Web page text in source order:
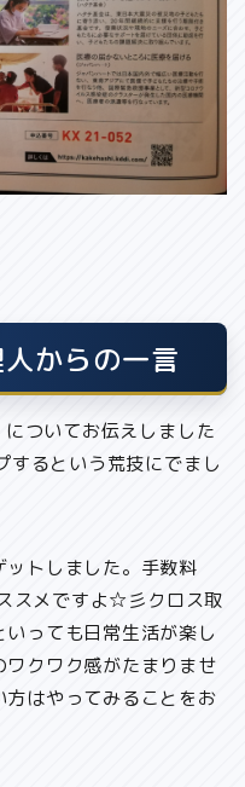
からの一言
ついてお伝えしました
るという荒技にでまし
トしました。手数料
スメですよ☆彡クロス取
いっても日常生活が楽し
クワク感がたまりませ
はやってみることをお